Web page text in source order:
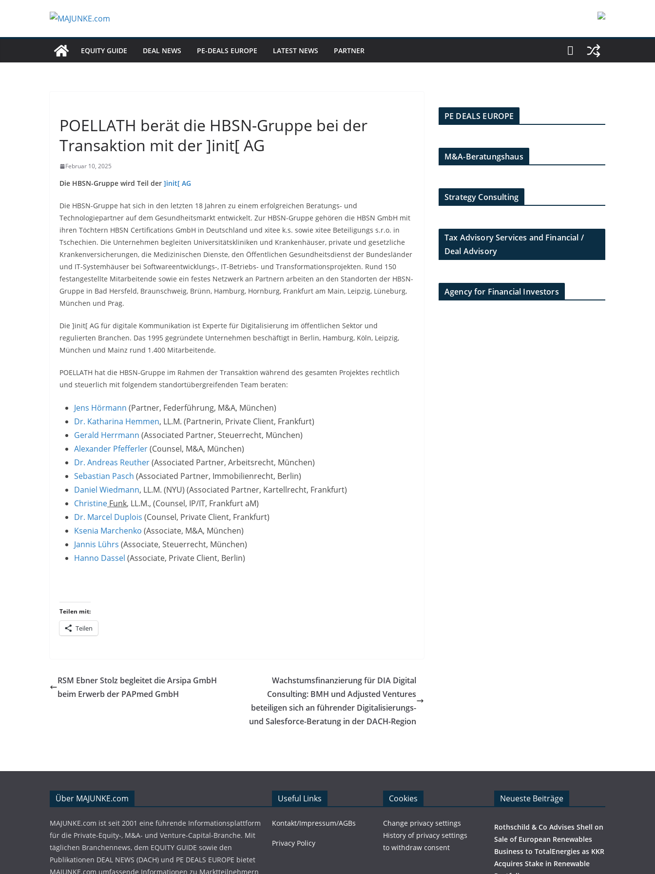
EQUITY GUIDE DEAL NEWS PE-DEALS EUROPE LATEST NEWS PARTNER
POELLATH berät die HBSN-Gruppe bei der
Transaktion mit der ]init[ AG
Februar 10, 2025
Die HBSN-Gruppe wird Teil der ]init[ AG
Die HBSN-Gruppe hat sich in den letzten 18 Jahren zu einem erfolgreichen Beratungs- und
Technologiepartner auf dem Gesundheitsmarkt entwickelt. Zur HBSN-Gruppe gehören die HBSN GmbH mit
ihren Töchtern HBSN Certifications GmbH in Deutschland und xitee k.s. sowie xitee Beteiligungs s.r.o. in
Tschechien. Die Unternehmen begleiten Universitätskliniken und Krankenhäuser, private und gesetzliche
Krankenversicherungen, die Medizinischen Dienste, den Öffentlichen Gesundheitsdienst der Bundesländer
und IT-Systemhäuser bei Softwareentwicklungs-, IT-Betriebs- und Transformationsprojekten. Rund 150
festangestellte Mitarbeitende sowie ein festes Netzwerk an Partnern arbeiten an den Standorten der HBSN-
Gruppe in Bad Hersfeld, Braunschweig, Brünn, Hamburg, Hornburg, Frankfurt am Main, Leipzig, Lüneburg,
München und Prag.
Die ]init[ AG für digitale Kommunikation ist Experte für Digitalisierung im öffentlichen Sektor und
regulierten Branchen. Das 1995 gegründete Unternehmen beschäftigt in Berlin, Hamburg, Köln, Leipzig,
München und Mainz rund 1.400 Mitarbeitende.
POELLATH hat die HBSN-Gruppe im Rahmen der Transaktion während des gesamten Projektes rechtlich
und steuerlich mit folgendem standortübergreifenden Team beraten:
Jens Hörmann (Partner, Federführung, M&A, München)
Dr. Katharina Hemmen, LL.M. (Partnerin, Private Client, Frankfurt)
Gerald Herrmann (Associated Partner, Steuerrecht, München)
Alexander Pfefferler(Counsel, M&A, München)
Dr. Andreas Reuther(Associated Partner, Arbeitsrecht, München)
Sebastian Pasch (Associated Partner, Immobilienrecht, Berlin)
Daniel Wiedmann, LL.M. (NYU) (Associated Partner, Kartellrecht, Frankfurt)
Christine Funk, LL.M., (Counsel, IP/IT, Frankfurt aM)
Dr. Marcel Duplois (Counsel, Private Client, Frankfurt)
Ksenia Marchenko (Associate, M&A, München)
Jannis Lührs (Associate, Steuerrecht, München)
Hanno Dassel (Associate, Private Client, Berlin)
Teilen mit:
Teilen
RSM Ebner Stolz begleitet die Arsipa GmbH
beim Erwerb der PAPmed GmbH
Wachstumsfinanzierung für DIA Digital
Consulting: BMH und Adjusted Ventures
beteiligen sich an führender Digitalisierungs-
und Salesforce-Beratung in der DACH-Region
PE DEALS EUROPE
M&A-Beratungshaus
Strategy Consulting
Tax Advisory Services and Financial /
Deal Advisory
Agency for Financial Investors
Über MAJUNKE.com
MAJUNKE.com ist seit 2001 eine führende Informationsplattform
für die Private-Equity-, M&A- und Venture-Capital-Branche. Mit
täglichen Branchennews, dem EQUITY GUIDE sowie den
Publikationen DEAL NEWS (DACH) und PE DEALS EUROPE bietet
MAJUNKE.com umfassende Informationen zu Marktteilnehmern
Useful Links
Kontakt/Impressum/AGBs
Privacy Policy
Cookies
Change privacy settings
History of privacy settings
to withdraw consent
Neueste Beiträge
Rothschild & Co Advises Shell on
Sale of European Renewables
Business to TotalEnergies as KKR
Acquires Stake in Renewable